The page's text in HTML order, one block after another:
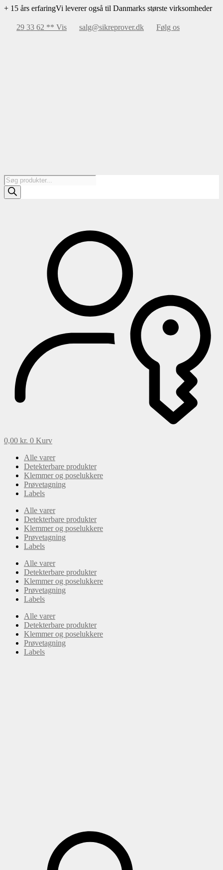
Videre
indhold
+ 15 års erfaringVi leverer også til Danmarks største virksomheder
29 33 62 ** Vis salg@sikreprover.dk Følg os
Products
search
0,00 kr. 0 Kurv
Alle varer
Detekterbare produkter
Klemmer og poselukkere
Prøvetagning
Labels
Alle varer
Detekterbare produkter
Klemmer og poselukkere
Prøvetagning
Labels
Alle varer
Detekterbare produkter
Klemmer og poselukkere
Prøvetagning
Labels
Alle varer
Detekterbare produkter
Klemmer og poselukkere
Prøvetagning
Labels